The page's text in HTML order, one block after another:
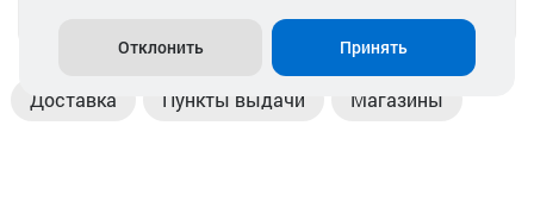
Доставка Пункты выдачи Магазины
Отклонить Принять